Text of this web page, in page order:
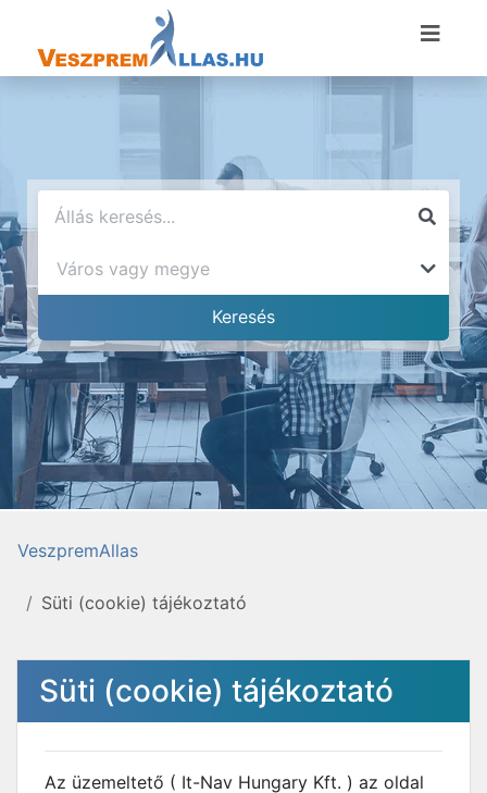
VeszpremAllas
Süti (cookie) tájékoztató
Süti (cookie) tájékoztató
Az üzemeltető ( It-Nav Hungary Kft. ) az oldal